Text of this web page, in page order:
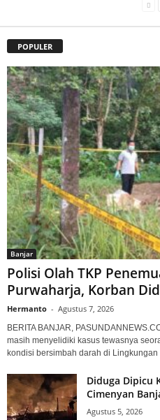
POPULER
Banjar
Polisi Olah TKP
Purwaharja, Korban
Hermanto - Agustus 7, 2026
BERITA BANJAR,
masih menyelidiki kasus tewasnya
kondisi bersimbah darah di Lingkungan
Diduga Dipicu
Cimenyan
Agustus 5, 2026